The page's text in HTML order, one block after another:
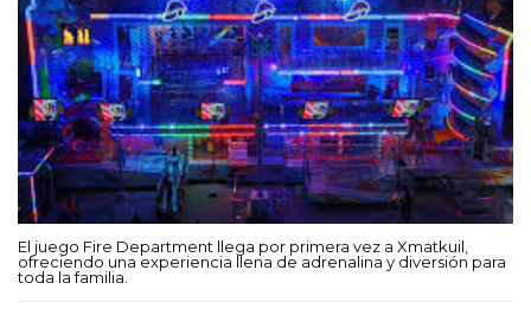
El juego Fire Department llega por primera vez a Xmatkuil,
ofreciendo una experiencia llena de adrenalina y diversión para
toda la familia.